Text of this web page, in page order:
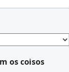
os coisos